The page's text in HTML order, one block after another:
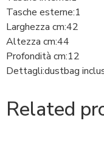
Tasche esterne:1
Larghezza cm:42
Altezza cm:44
Profondità cm:12
Dettagli:dustbag
Related